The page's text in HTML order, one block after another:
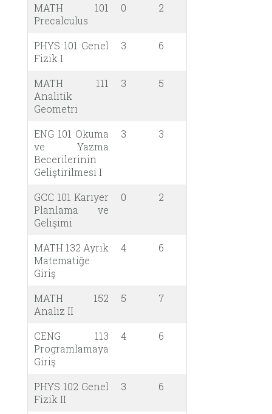
MATH 101
Precalculus
0 2
PHYS 101 Genel
Fizik I
3 6
MATH 111
Analitik
Geometri
3 5
ENG 101 Okuma
ve Yazma
Becerilerinin
Geliştirilmesi I
3 3
GCC 101 Karıyer
Planlama ve
Gelişimi
0 2
MATH 132 Ayrık
Matematiğe
Giriş
4 6
MATH 152
Analiz II
5 7
CENG 113
Programlamaya
Giriş
4 6
PHYS 102 Genel
Fizik II
3 6